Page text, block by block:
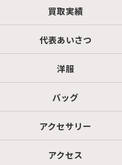
買取実績
代表あいさつ
洋服
バッグ
アクセサリー
アクセス